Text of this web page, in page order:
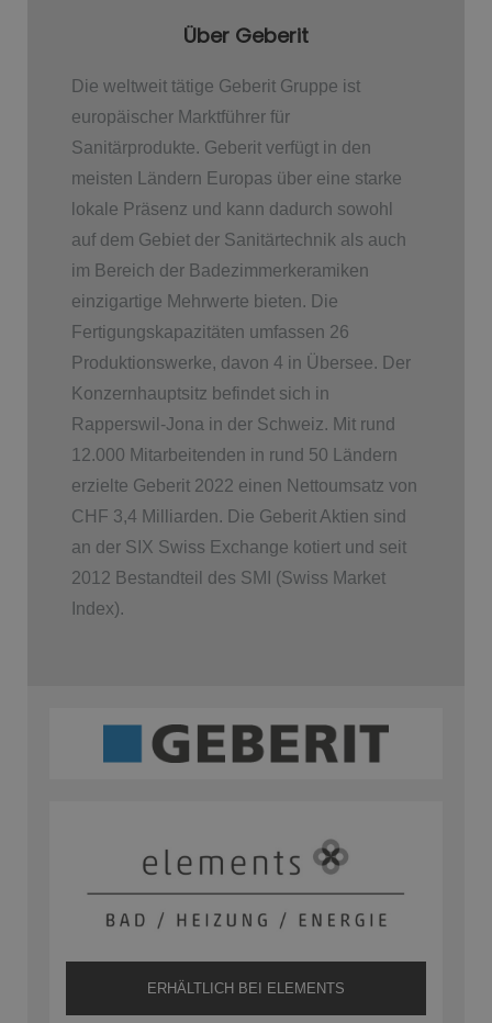
Über Geberit
Die weltweit tätige Geberit Gruppe ist
europäischer Marktführer für
Sanitärprodukte. Geberit verfügt in den
meisten Ländern Europas über eine starke
lokale Präsenz und kann dadurch sowohl
auf dem Gebiet der Sanitärtechnik als auch
im Bereich der Badezimmerkeramiken
einzigartige Mehrwerte bieten. Die
Fertigungskapazitäten umfassen 26
Produktionswerke, davon 4 in Übersee. Der
Konzernhauptsitz befindet sich in
Rapperswil-Jona in der Schweiz. Mit rund
12.000 Mitarbeitenden in rund 50 Ländern
erzielte Geberit 2022 einen Nettoumsatz von
CHF 3,4 Milliarden. Die Geberit Aktien sind
an der SIX Swiss Exchange kotiert und seit
2012 Bestandteil des SMI (Swiss Market
Index).
ERHÄLTLICH BEI ELEMENTS